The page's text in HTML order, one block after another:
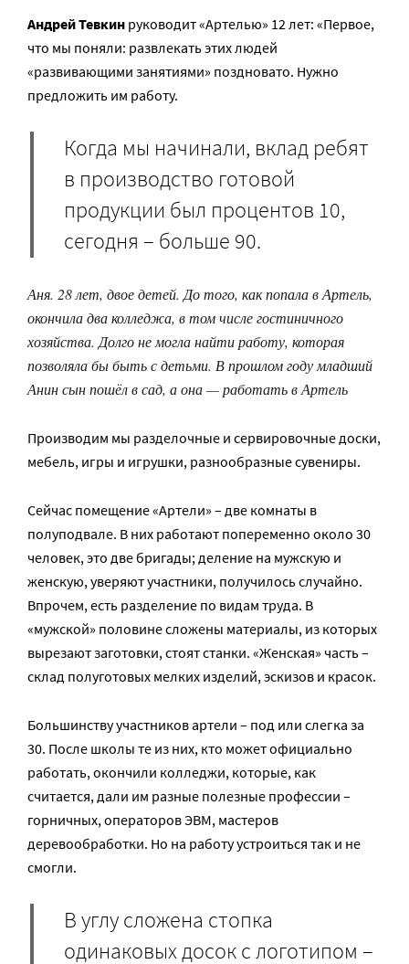
Андрей Тевкин руководит «Артелью» 12 лет: «Первое,
что мы поняли: развлекать этих людей
«развивающими занятиями» поздновато. Нужно
предложить им работу.
Когда мы начинали, вклад ребят
в производство готовой
продукции был процентов 10,
сегодня – больше 90.
Аня. 28 лет, двое детей. До того, как попала в Артель,
окончила два колледжа, в том числе гостиничного
хозяйства. Долго не могла найти работу, которая
позволяла бы быть с детьми. В прошлом году младший
Анин сын пошёл в сад, а она — работать в Артель
Производим мы разделочные и сервировочные доски,
мебель, игры и игрушки, разнообразные сувениры.
Сейчас помещение «Артели» – две комнаты в
полуподвале. В них работают попеременно около 30
человек, это две бригады; деление на мужскую и
женскую, уверяют участники, получилось случайно.
Впрочем, есть разделение по видам труда. В
«мужской» половине сложены материалы, из которых
вырезают заготовки, стоят станки. «Женская» часть –
склад полуготовых мелких изделий, эскизов и красок.
Большинству участников артели – под или слегка за
30. После школы те из них, кто может официально
работать, окончили колледжи, которые, как
считается, дали им разные полезные профессии –
горничных, операторов ЭВМ, мастеров
деревообработки. Но на работу устроиться так и не
смогли.
В углу сложена стопка
одинаковых досок с логотипом –